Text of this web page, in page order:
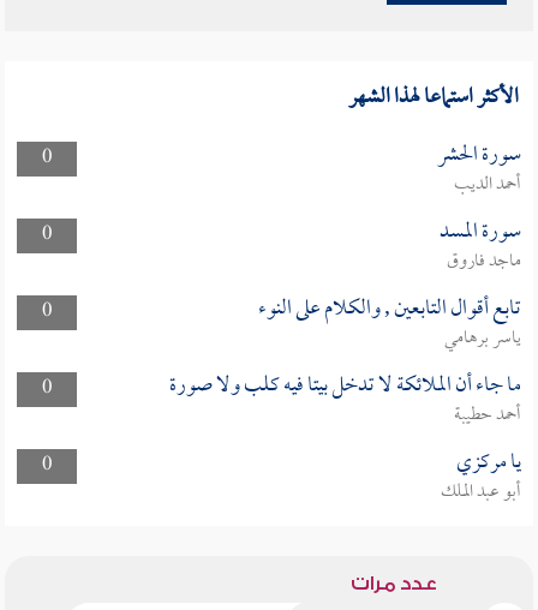
الأكثر استماعا لهذا الشهر
0 سورة الحشر
أحمد الديب
0
سورة المسد
ماجد فاروق
0
تابع أقوال التابعين , والكلام على النوء
ياسر برهامي
0
ما جاء أن الملائكة لا تدخل بيتا فيه كلب ولا صورة
أحمد حطيبة
0
يا مركزي
أبو عبد الملك
عدد مرات